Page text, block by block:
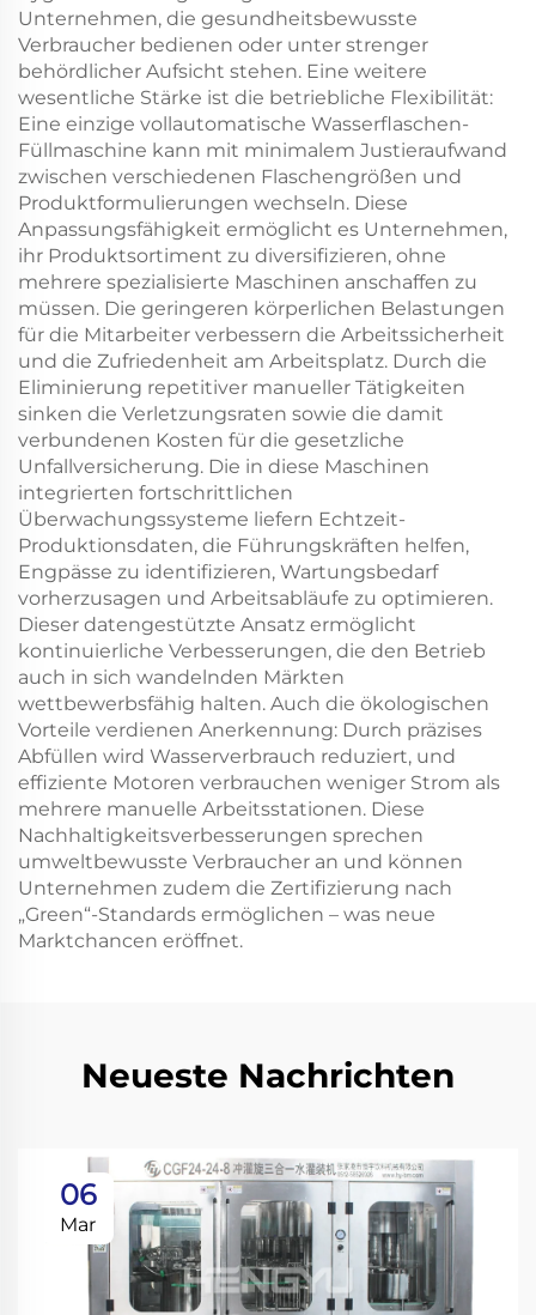
Unternehmen, die gesundheitsbewusste
Verbraucher bedienen oder unter strenger
behördlicher Aufsicht stehen. Eine weitere
wesentliche Stärke ist die betriebliche Flexibilität:
Eine einzige vollautomatische Wasserflaschen-
Füllmaschine kann mit minimalem Justieraufwand
zwischen verschiedenen Flaschengrößen und
Produktformulierungen wechseln. Diese
Anpassungsfähigkeit ermöglicht es Unternehmen,
ihr Produktsortiment zu diversifizieren, ohne
mehrere spezialisierte Maschinen anschaffen zu
müssen. Die geringeren körperlichen Belastungen
für die Mitarbeiter verbessern die Arbeitssicherheit
und die Zufriedenheit am Arbeitsplatz. Durch die
Eliminierung repetitiver manueller Tätigkeiten
sinken die Verletzungsraten sowie die damit
verbundenen Kosten für die gesetzliche
Unfallversicherung. Die in diese Maschinen
integrierten fortschrittlichen
Überwachungssysteme liefern Echtzeit-
Produktionsdaten, die Führungskräften helfen,
Engpässe zu identifizieren, Wartungsbedarf
vorherzusagen und Arbeitsabläufe zu optimieren.
Dieser datengestützte Ansatz ermöglicht
kontinuierliche Verbesserungen, die den Betrieb
auch in sich wandelnden Märkten
wettbewerbsfähig halten. Auch die ökologischen
Vorteile verdienen Anerkennung: Durch präzises
Abfüllen wird Wasserverbrauch reduziert, und
effiziente Motoren verbrauchen weniger Strom als
mehrere manuelle Arbeitsstationen. Diese
Nachhaltigkeitsverbesserungen sprechen
umweltbewusste Verbraucher an und können
Unternehmen zudem die Zertifizierung nach
„Green“-Standards ermöglichen – was neue
Marktchancen eröffnet.
Neueste Nachrichten
06
Mar